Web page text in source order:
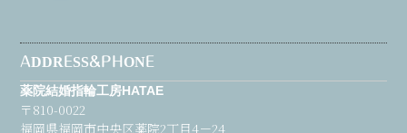
ADDRESS&PHONE
薬院結婚指輪工房HATAE
〒810-0022
福岡県福岡市中央区薬院2丁目4－24